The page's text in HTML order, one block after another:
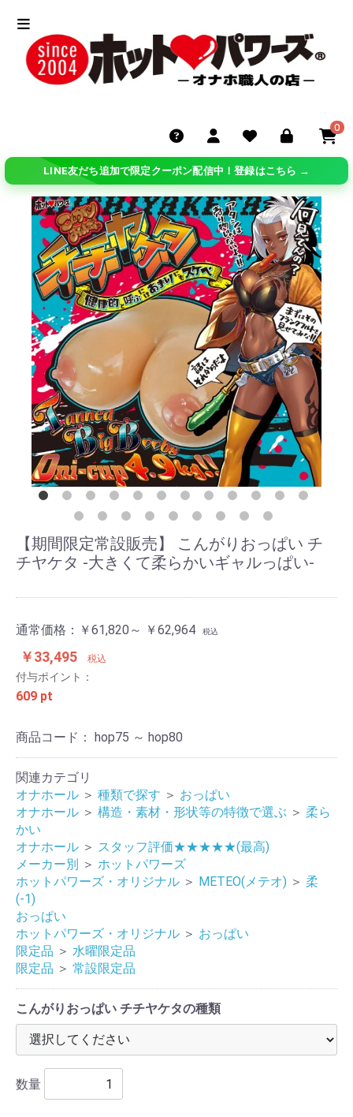
0
LINE友だち追加で限定クーポン配信中！登録はこちら →
【期間限定常設販売】 こんがりおっぱい チ
チヤケタ -大きくて柔らかいギャルっぱい-
通常価格： ￥61,820～ ￥62,964 税込
￥33,495 税込
付与ポイント：
609 pt
商品コード： hop75 ～ hop80
関連カテゴリ
オナホール ＞ 種類で探す ＞ おっぱい
オナホール ＞ 構造・素材・形状等の特徴で選ぶ ＞ 柔ら
かい
オナホール ＞ スタッフ評価★★★★★(最高)
メーカー別 ＞ ホットパワーズ
ホットパワーズ・オリジナル ＞ METEO(メテオ) ＞ 柔
(-1)
おっぱい
ホットパワーズ・オリジナル ＞ おっぱい
限定品 ＞ 水曜限定品
限定品 ＞ 常設限定品
こんがりおっぱい チチヤケタの種類
数量